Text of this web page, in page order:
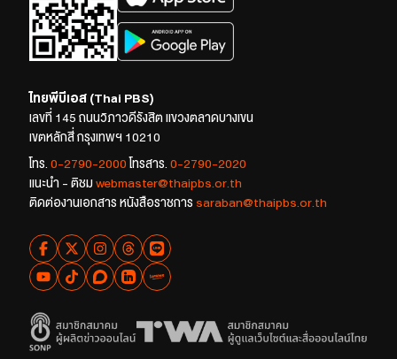
ไทยพีบีเอส (Thai PBS)
เลขที่ 145 ถนนวิภาวดีรังสิต แขวงตลาดบางเขน
เขตหลักสี่ กรุงเทพฯ 10210
โทร. 0-2790-2000 โทรสาร. 0-2790-2020
แนะนำ - ติชม webmaster@thaipbs.or.th
ติดต่องานเอกสาร หนังสือราชการ saraban@thaipbs.or.th